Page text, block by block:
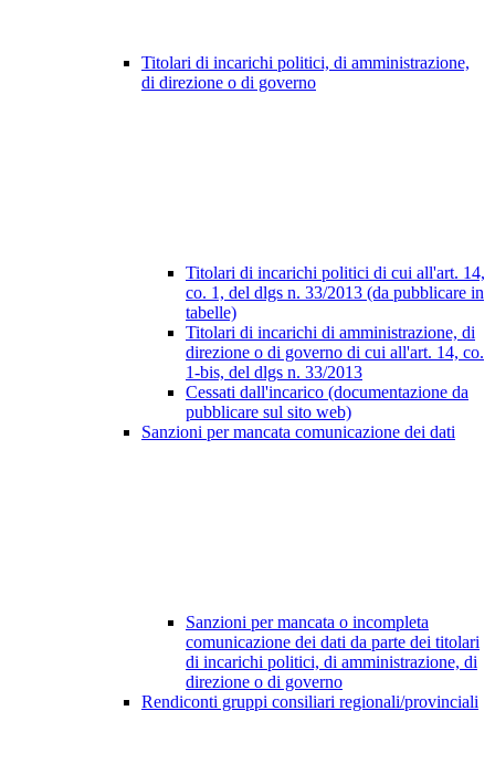
Titolari di incarichi politici, di amministrazione,
di direzione o di governo
Titolari di incarichi politici di cui all'art. 14,
co. 1, del dlgs n. 33/2013 (da pubblicare in
tabelle)
Titolari di incarichi di amministrazione, di
direzione o di governo di cui all'art. 14, co.
1-bis, del dlgs n. 33/2013
Cessati dall'incarico (documentazione da
pubblicare sul sito web)
Sanzioni per mancata comunicazione dei dati
Sanzioni per mancata o incompleta
comunicazione dei dati da parte dei titolari
di incarichi politici, di amministrazione, di
direzione o di governo
Rendiconti gruppi consiliari regionali/provinciali